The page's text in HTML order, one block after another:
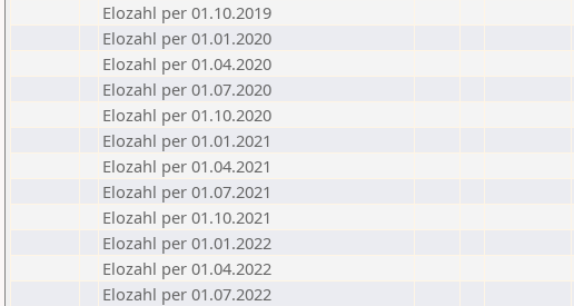
Elozahl per 01.10.2019
Elozahl per 01.01.2020
Elozahl per 01.04.2020
Elozahl per 01.07.2020
Elozahl per 01.10.2020
Elozahl per 01.01.2021
Elozahl per 01.04.2021
Elozahl per 01.07.2021
Elozahl per 01.10.2021
Elozahl per 01.01.2022
Elozahl per 01.04.2022
Elozahl per 01.07.2022